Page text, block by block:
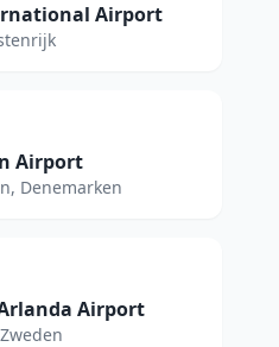
Airport
Airport
, Denemarken
Airport
Zweden